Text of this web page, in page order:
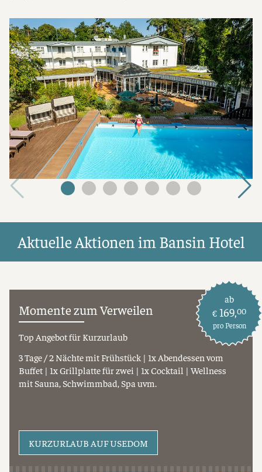
Aktuelle Aktionen im Bansin Hotel
Momente zum Verweilen
Top Angebot für Kurzurlaub
3 Tage / 2 Nächte mit Frühstück | 1x Abendessen vom
Buffet | 1x Grillplatte für zwei | 1x Cocktail | Wellness
mit Sauna, Schwimmbad, Spa uvm.
KURZURLAUB AUF USEDOM
ab
€ 169, 00
pro Person